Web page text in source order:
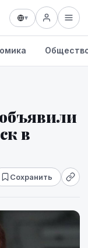
▾
в
Сохранить